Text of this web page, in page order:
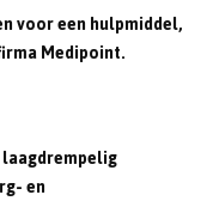
voor een hulpmiddel,
Medipoint.
en